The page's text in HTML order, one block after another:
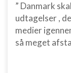
” Danmark
udtagelser ,
medier
så meget
Måle
Forstå
kombinationer